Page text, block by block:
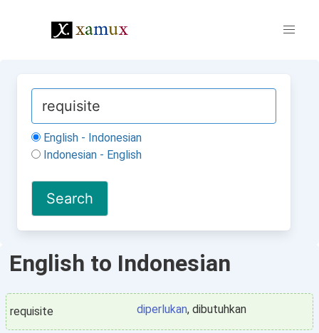
English - Indonesian
Indonesian - English
English to Indonesian
requisite diperlukan, dibutuhkan